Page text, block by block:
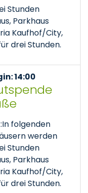
Stunden
Parkhaus
Kaufhof/City,
drei Stunden.
14:00
folgenden
werden
Stunden
Parkhaus
Kaufhof/City,
drei Stunden.